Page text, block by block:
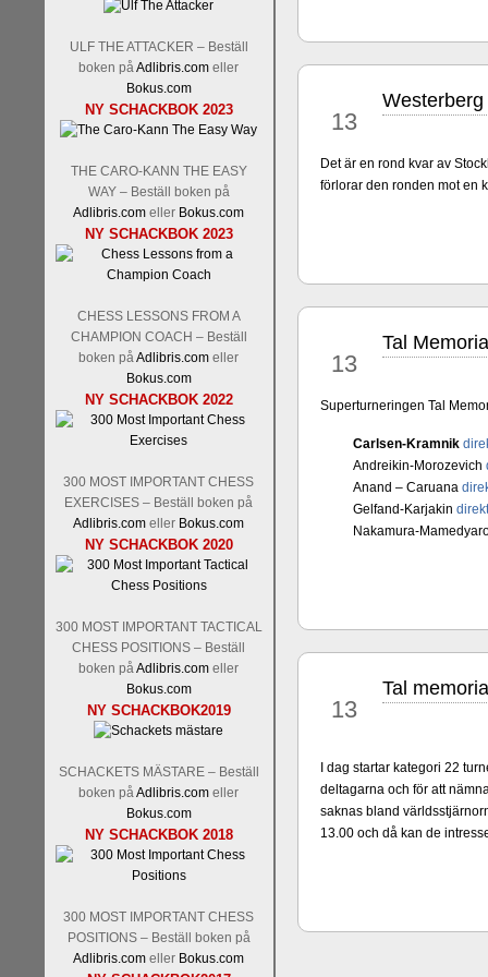
ULF THE ATTACKER – Beställ
boken påAdlibris.com eller
Bokus.com
NY SCHACKBOK 2023
THE CARO-KANN THE EASY
WAY – Beställ boken på
Adlibris.com eller Bokus.com
NY SCHACKBOK 2023
CHESS LESSONS FROM A
CHAMPION COACH – Beställ
boken påAdlibris.com eller
Bokus.com
NY SCHACKBOK 2022
300 MOST IMPORTANT CHESS
EXERCISES – Beställ boken på
Adlibris.com eller Bokus.com
NY SCHACKBOK 2020
300 MOST IMPORTANT TACTICAL
CHESS POSITIONS – Beställ
boken påAdlibris.com eller
Bokus.com
NY SCHACKBOK2019
SCHACKETS MÄSTARE – Beställ
boken påAdlibris.com eller
Bokus.com
NY SCHACKBOK 2018
300 MOST IMPORTANT CHESS
POSITIONS – Beställ boken på
Adlibris.com eller Bokus.com
Schacksnack har inlett det
Random, där pjäserna
ökar i spelöppningsfasen,
att man måste kunna och
den starkaste i U.S.A,
Levon Aronian-Maxime
Nakamura-Fabiano
revanschera sig efter att
han dock göra denna gång
Idag börjar
ronden:GM Jonny Hector-
13
Det är en rond kvar av
förlorar den ronden mot en
13
Tal
Superturneringen Tal
Carlsen-Kramnik
Andreikin-Morozevich
Anand – Caruana
Gelfand-Karjakin
Nakamura-
13
Tal memorial
I dag startar kategori 22
deltagarna och för att
saknas bland
13.00 och då kan de